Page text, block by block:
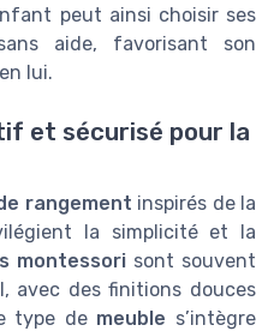
peut ainsi choisir ses
aide, favorisant son
lui.
et sécurisé pour la
rangement inspirés de la
la simplicité et la
montessori sont souvent
avec des finitions douces
type de meuble s’intègre